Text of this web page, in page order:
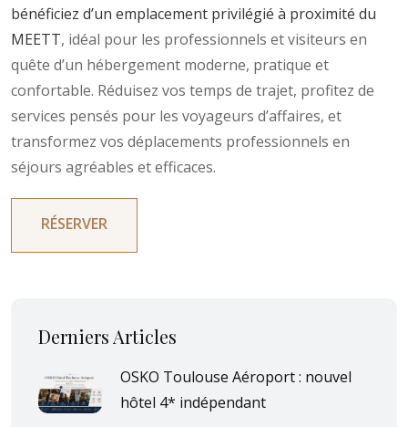
bénéficiez d’un emplacement privilégié à proximité du
MEETT, idéal pour les professionnels et visiteurs en
quête d’un hébergement moderne, pratique et
confortable. Réduisez vos temps de trajet, profitez de
services pensés pour les voyageurs d’affaires, et
transformez vos déplacements professionnels en
séjours agréables et efficaces.
RÉSERVER
Derniers Articles
OSKO Toulouse Aéroport : nouvel
hôtel 4* indépendant